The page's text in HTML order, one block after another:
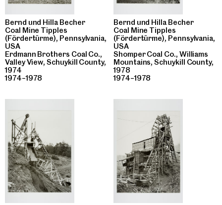
Bernd und Hilla Becher
Coal Mine Tipples
(Fördertürme), Pennsylvania,
USA
Erdmann Brothers Coal Co.,
Valley View, Schuykill County,
1974
1974–1978
Bernd und Hilla Becher
Coal Mine Tipples
(Fördertürme), Pennsylvania,
USA
Shomper Coal Co., Williams
Mountains, Schuykill County,
1978
1974–1978